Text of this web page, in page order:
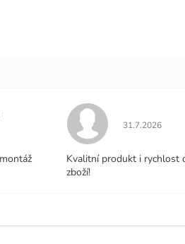
je 5 z 5 hvězdiček.
Hodnocení
31.7.2026
Kvalitní produkt i rychlost
zboží!